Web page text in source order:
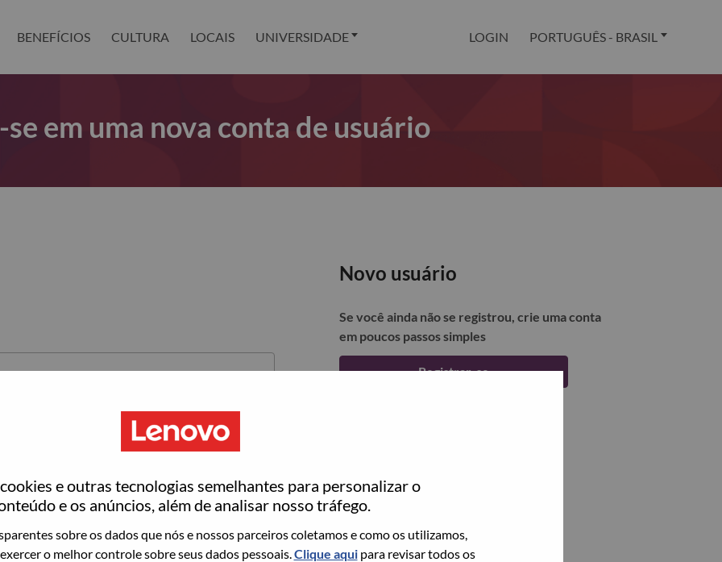
e outras tecnologias semelhantes para personalizar o
e os anúncios, além de analisar nosso tráfego.
sobre os dados que nós e nossos parceiros coletamos e como os utilizamos,
o melhor controle sobre seus dados pessoais.Clique aquipara revisar todos os
BENEFÍCIOS CULTURA LOCAIS UNIVERSIDADE LOGIN PORTUGUÊS - BRASIL
em uma nova conta de usuário
Novo usuário
Se você ainda não se registrou, crie uma conta
em poucos passos simples
Registrar-se